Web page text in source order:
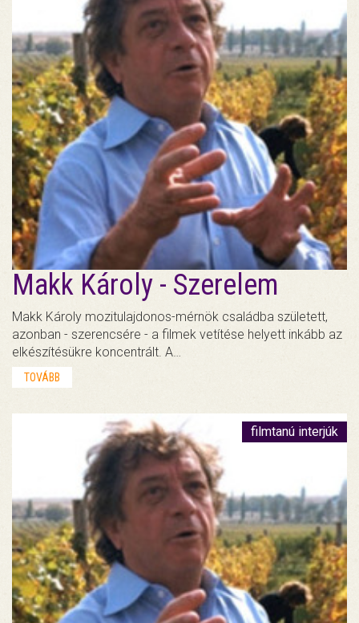
Makk Károly - Szerelem
Makk Károly mozitulajdonos-mérnök családba született,
azonban - szerencsére - a filmek vetítése helyett inkább az
elkészítésükre koncentrált. A…
TOVÁBB
filmtanú interjúk